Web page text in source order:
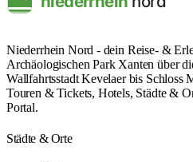
Niederrhein Nord - dein Reise- &
Archäologischen Park Xanten über
Wallfahrtsstadt Kevelaer bis Schloss
Touren & Tickets, Hotels, Städte &
Portal.
Städte & Orte